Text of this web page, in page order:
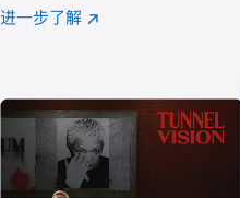
注
进一步了解 Apple
(在
口
中
打
开)